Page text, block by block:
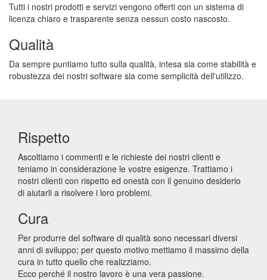
Tutti i nostri prodotti e servizi vengono offerti con un sistema di
licenza chiaro e trasparente senza nessun costo nascosto.
Qualità
Da sempre puntiamo tutto sulla qualità, intesa sia come stabilità e
robustezza dei nostri software sia come semplicità dell'utilizzo.
Rispetto
Ascoltiamo i commenti e le richieste dei nostri clienti e
teniamo in considerazione le vostre esigenze. Trattiamo i
nostri clienti con rispetto ed onestà con il genuino desiderio
di aiutarli a risolvere i loro problemi.
Cura
Per produrre del software di qualità sono necessari diversi
anni di sviluppo; per questo motivo mettiamo il massimo della
cura in tutto quello che realizziamo.
Ecco perché il nostro lavoro è una vera passione.